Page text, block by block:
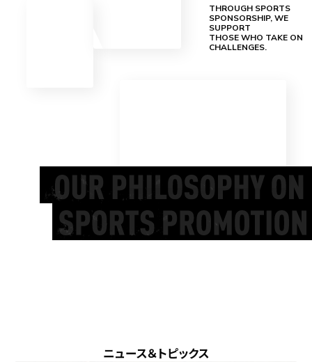
THROUGH SPORTS
SPONSORSHIP, WE
SUPPORT
THOSE WHO TAKE ON
CHALLENGES.
ニュース＆トピックス